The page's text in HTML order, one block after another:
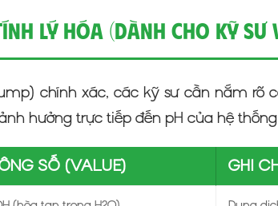
Lý Hóa (Dành Cho Kỹ Sư
chính xác, các kỹ sư cần nắm rõ
hưởng trực tiếp đến pH của hệ
SỐ (VALUE) GHI